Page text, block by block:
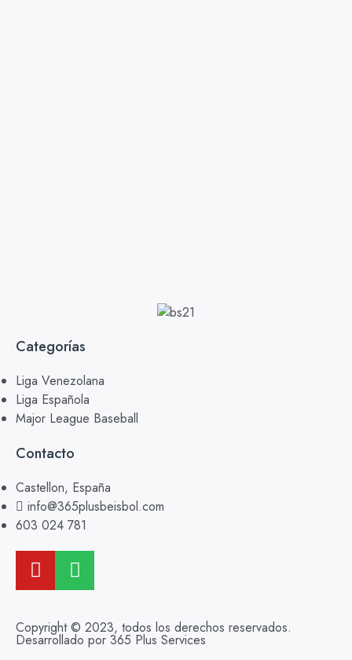
Categorías
Liga Venezolana
Liga Española
Major League Baseball
Contacto
Castellon, España
info@365plusbeisbol.com
603 024 781
Copyright © 2023, todos los derechos reservados.
Desarrollado por 365 Plus Services